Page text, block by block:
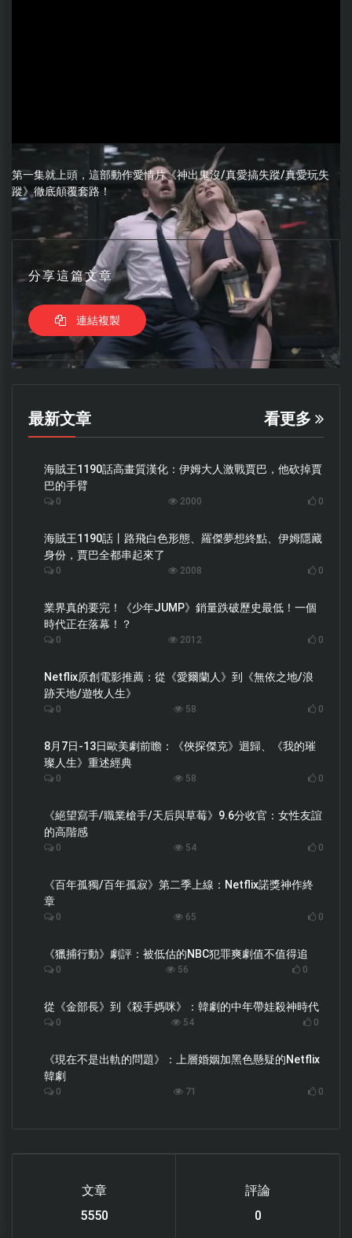
第一集就上頭，這部動作愛情片《神出鬼沒/真愛搞失蹤/真愛玩失
蹤》徹底顛覆套路！
分享這篇文章
連結複製
最新文章 看更多
海賊王1190話高畫質漢化：伊姆大人激戰賈巴，他砍掉賈
巴的手臂
0 2000 0
海賊王1190話丨路飛白色形態、羅傑夢想終點、伊姆隱藏
身份，賈巴全都串起來了
0 2008 0
業界真的要完！《少年JUMP》銷量跌破歷史最低！一個
時代正在落幕！？
0 2012 0
Netflix原創電影推薦：從《愛爾蘭人》到《無依之地/浪
跡天地/遊牧人生》
0 58 0
8月7日-13日歐美劇前瞻：《俠探傑克》迴歸、《我的璀
璨人生》重述經典
0 58 0
《絕望寫手/職業槍手/天后與草莓》9.6分收官：女性友誼
的高階感
0 54 0
《百年孤獨/百年孤寂》第二季上線：Netflix諾獎神作終
章
0 65 0
《獵捕行動》劇評：被低估的NBC犯罪爽劇值不值得追
0 56 0
從《金部長》到《殺手媽咪》：韓劇的中年帶娃殺神時代
0 54 0
《現在不是出軌的問題》：上層婚姻加黑色懸疑的Netflix
韓劇
0 71 0
文章
6122
評論
0